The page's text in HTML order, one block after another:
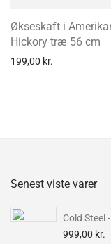
Økseskaft i
Hickory træ 56 cm
199,00 kr.
Senest viste varer
Cold Steel
999,00 kr.